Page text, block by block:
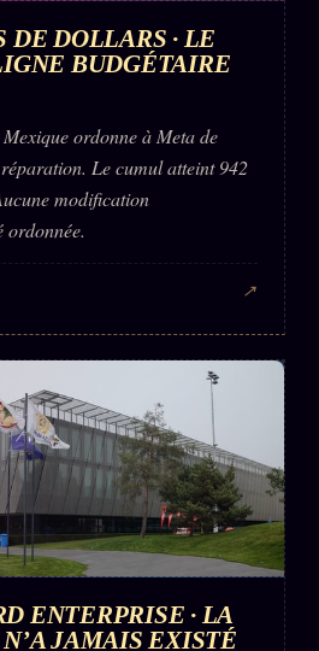
DOLLARS · LE
BUDGÉTAIRE
ordonne à Meta de
Le cumul atteint 942
modification
ordonnée.
↗
ENTERPRISE · LA
JAMAIS EXISTÉ